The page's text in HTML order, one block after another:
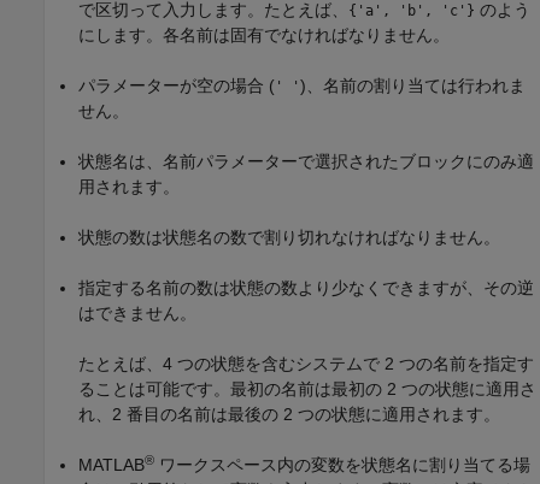
で区切って入力します。たとえば、 {'a', 'b', 'c'} のよう
にします。各名前は固有でなければなりません。
パラメーターが空の場合 ( ' ' )、名前の割り当ては行われま
せん。
状態名は、名前パラメーターで選択されたブロックにのみ適
用されます。
状態の数は状態名の数で割り切れなければなりません。
指定する名前の数は状態の数より少なくできますが、その逆
はできません。
たとえば、4 つの状態を含むシステムで 2 つの名前を指定す
ることは可能です。最初の名前は最初の 2 つの状態に適用さ
れ、2 番目の名前は最後の 2 つの状態に適用されます。
MATLAB® ワークスペース内の変数を状態名に割り当てる場